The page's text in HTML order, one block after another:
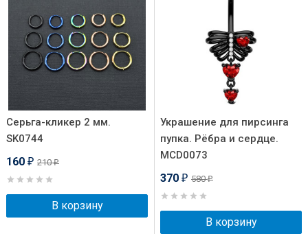
Серьга-кликер 2 мм.
SK0744
160 ₽ 210₽
В корзину
Украшение для пирсинга
пупка. Рёбра и сердце.
MCD0073
370 ₽ 580₽
В корзину